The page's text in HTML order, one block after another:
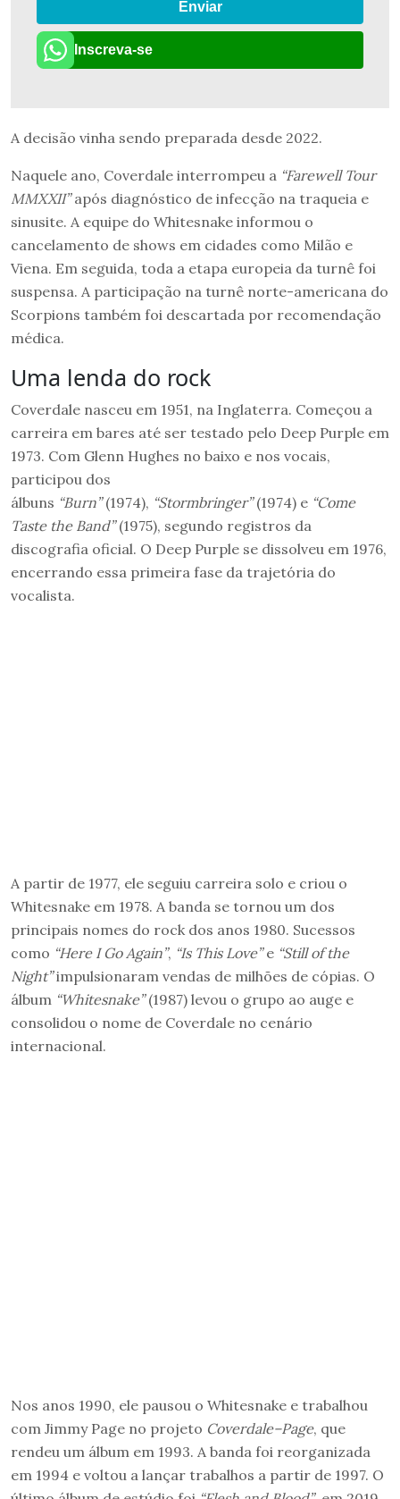
Enviar
Inscreva-se
A decisão vinha sendo preparada desde 2022.
Naquele ano, Coverdale interrompeu a “Farewell Tour
MMXXII”após diagnóstico de infecção na traqueia e
sinusite. A equipe do Whitesnake informou o
cancelamento de shows em cidades como Milão e
Viena. Em seguida, toda a etapa europeia da turnê foi
suspensa. A participação na turnê norte-americana do
Scorpions também foi descartada por recomendação
médica.
Uma lenda do rock
Coverdale nasceu em 1951, na Inglaterra. Começou a
carreira em bares até ser testado pelo Deep Purple em
1973. Com Glenn Hughes no baixo e nos vocais,
participou dos
álbuns “Burn”(1974), “Stormbringer”(1974) e “Come
Taste the Band”(1975), segundo registros da
discografia oficial. O Deep Purple se dissolveu em 1976,
encerrando essa primeira fase da trajetória do
vocalista.
A partir de 1977, ele seguiu carreira solo e criou o
Whitesnake em 1978. A banda se tornou um dos
principais nomes do rock dos anos 1980. Sucessos
como “Here I Go Again”, “Is This Love”e “Still of the
Night”impulsionaram vendas de milhões de cópias. O
álbum “Whitesnake”(1987) levou o grupo ao auge e
consolidou o nome de Coverdale no cenário
internacional.
Nos anos 1990, ele pausou o Whitesnake e trabalhou
com Jimmy Page no projeto Coverdale–Page, que
rendeu um álbum em 1993. A banda foi reorganizada
em 1994 e voltou a lançar trabalhos a partir de 1997. O